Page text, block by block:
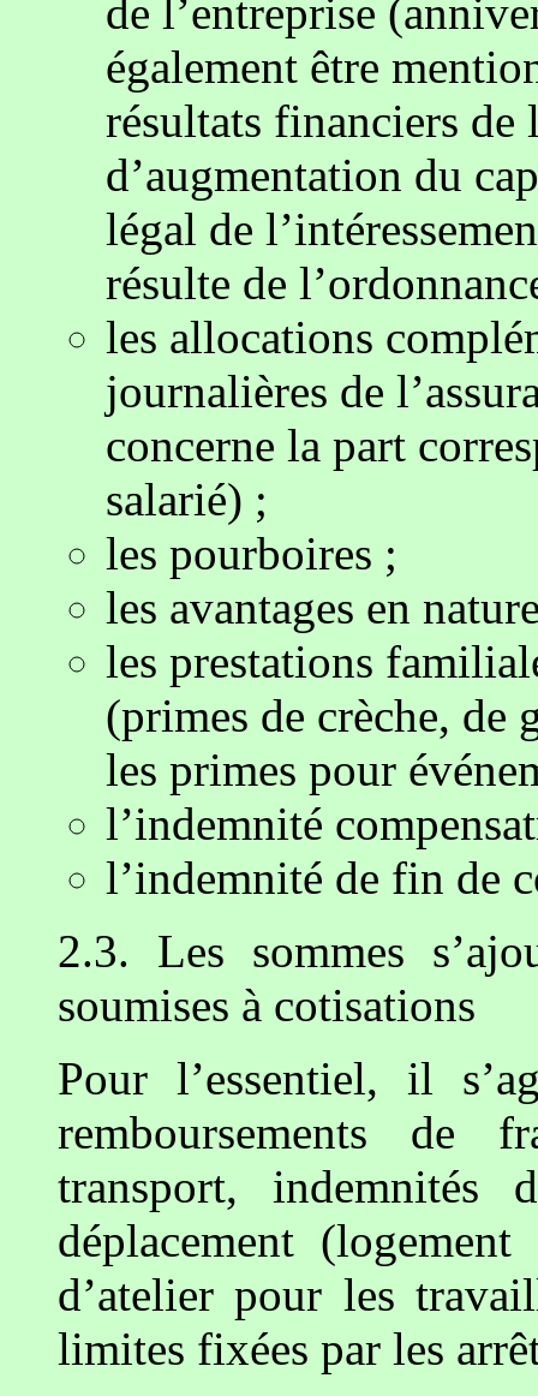
de l’entreprise
également être
résultats financiers de
d’augmentation du
légal de
résulte de
les allocations
journalières de
concerne la part
salarié) ;
les pourboires ;
les avantages en
les prestations
(primes de crèche, de
les primes pour
l’indemnité
l’indemnité de fin de
2.3. Les sommes
soumises à cotisations
Pour l’essentiel, il
remboursements de
transport, indemnités
déplacement
d’atelier pour les
limites fixées par les